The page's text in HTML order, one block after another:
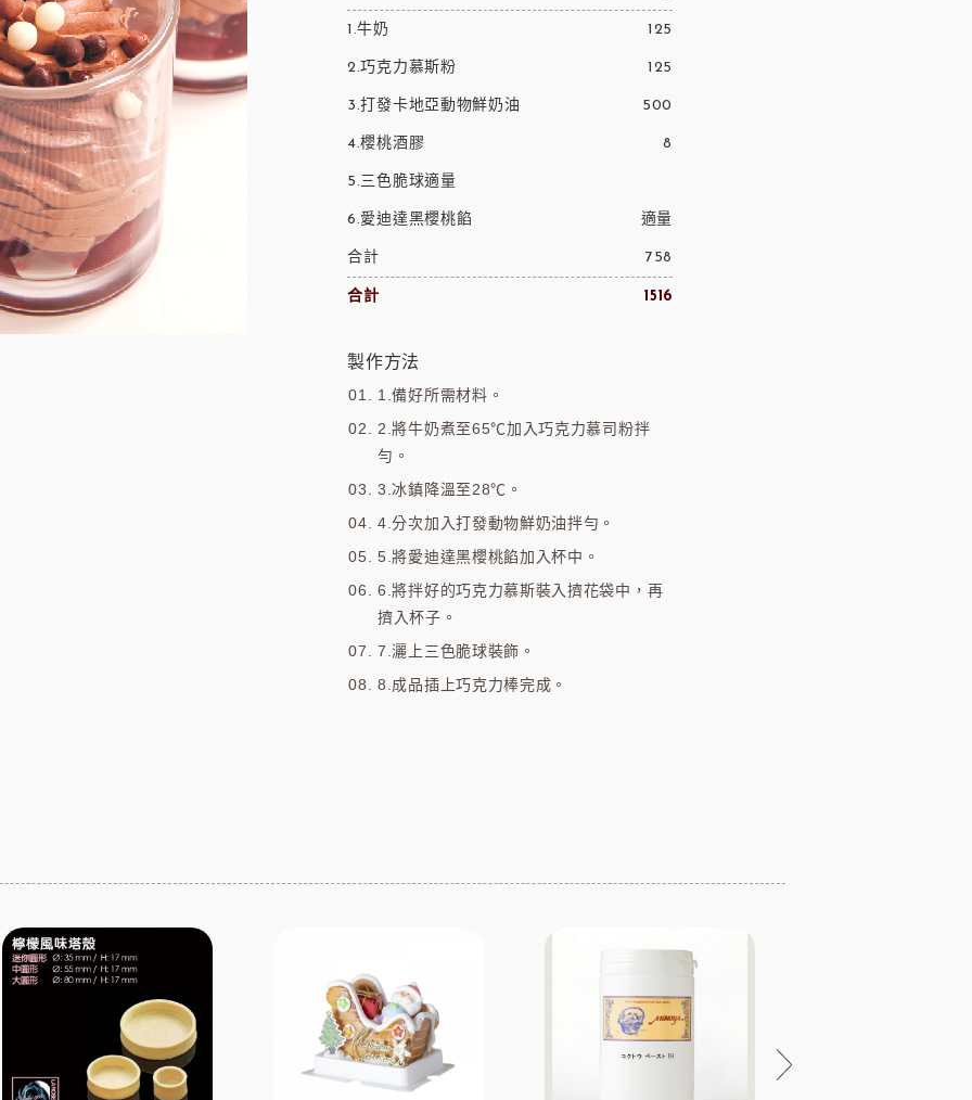
1.牛奶 125
2.巧克力慕斯粉 125
3.打發卡地亞動物鮮奶油 500
4.櫻桃酒膠 8
5.三色脆球適量
6.愛迪達黑櫻桃餡 適量
合計 758
合計 1516
製作方法
1.備好所需材料。
2.將牛奶煮至65℃加入巧克力慕司粉拌
勻。
3.冰鎮降溫至28℃。
4.分次加入打發動物鮮奶油拌勻。
5.將愛迪達黑櫻桃餡加入杯中。
6.將拌好的巧克力慕斯裝入擠花袋中，再
擠入杯子。
7.灑上三色脆球裝飾。
8.成品插上巧克力棒完成。